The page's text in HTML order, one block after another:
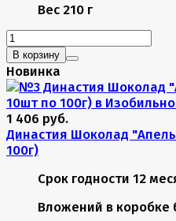
Вес 210 г
В корзину
Новинка
1 406 руб.
Династия Шоколад
100г)
Срок годности 12
Вложений в коробке